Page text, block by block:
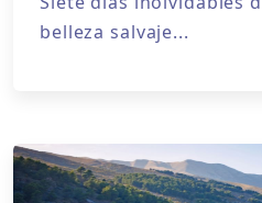
belleza salvaje...